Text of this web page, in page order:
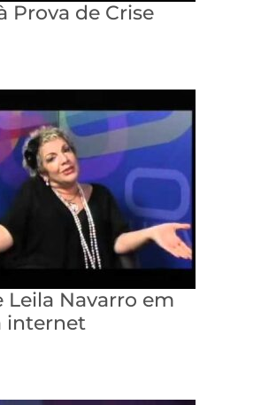
Prova de Crise
Leila Navarro em
internet